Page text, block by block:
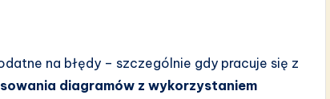
na błędy – szczególnie gdy pracuje się z
diagramów z wykorzystaniem